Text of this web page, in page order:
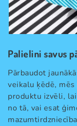
Palielini savus
Pārbaudot
veikalu ķēdē,
produktu izvēli,
no tā, vai esat